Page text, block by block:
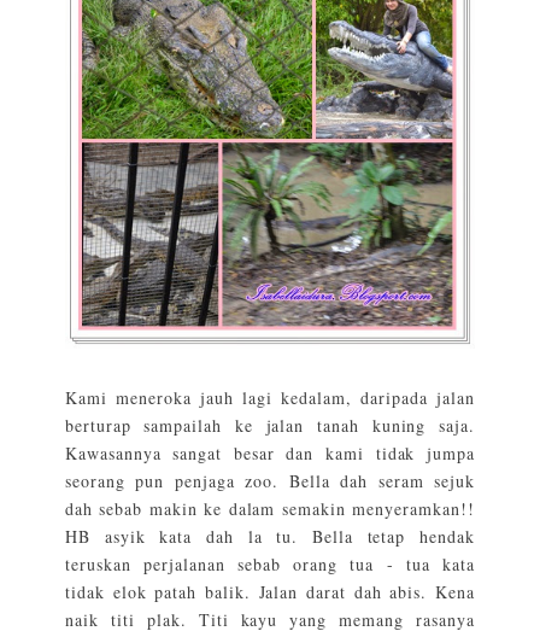
Kami meneroka jauh lagi kedalam, daripada jalan
berturap sampailah ke jalan tanah kuning saja.
Kawasannya sangat besar dan kami tidak jumpa
seorang pun penjaga zoo. Bella dah seram sejuk
dah sebab makin ke dalam semakin menyeramkan!!
HB asyik kata dah la tu. Bella tetap hendak
teruskan perjalanan sebab orang tua - tua kata
tidak elok patah balik. Jalan darat dah abis. Kena
naik titi plak. Titi kayu yang memang rasanya